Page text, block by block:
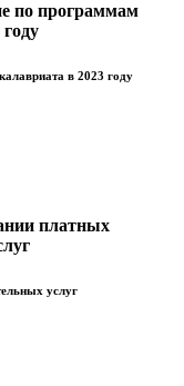
по программам
в 2023 году
платных
услуг